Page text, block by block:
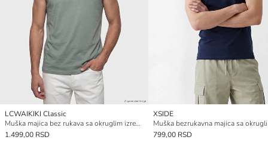
LCWAIKIKI Classic
Muška majica bez rukava sa okruglim izrezom
1.499,00 RSD
XSIDE
799,00 RSD